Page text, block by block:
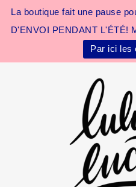
La boutique fait une pause
D'ENVOI PENDANT L'ÉTÉ!
Par ici les